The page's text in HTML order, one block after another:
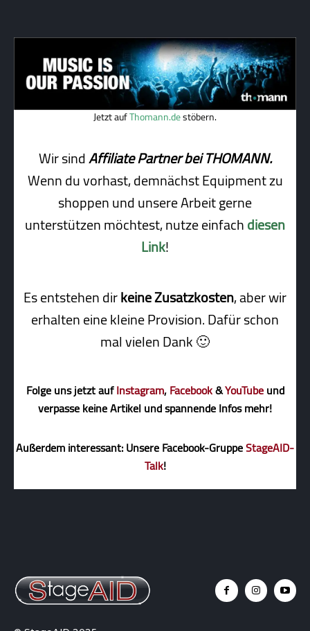
Jetzt aufThomann.destöbern.
Wir sindAffiliate Partner bei THOMANN.
Wenn du vorhast, demnächst Equipment zu
shoppen und unsere Arbeit gerne
unterstützen möchtest, nutze einfachdiesen
Link!
Es entstehen dirkeine Zusatzkosten, aber wir
erhalten eine kleine Pro­vi­sion. Dafür schon
mal vielen Dank 🙂
Folge uns jetzt aufInstagram,Facebook&YouTubeund
verpasse keine Artikel und spannende Infos mehr!
Außerdem interessant: Unsere Facebook-GruppeStageAID-
Talk!